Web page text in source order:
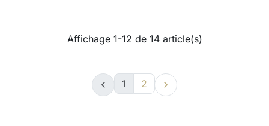
Affichage 1-12 de 14 article(s)
 1 2 